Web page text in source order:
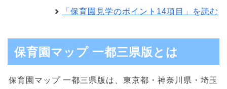
「保育園見学のポイント14項目」を読む
保育園マップ 一都三県版とは
保育園マップ 一都三県版は、東京都・神奈川県・埼玉